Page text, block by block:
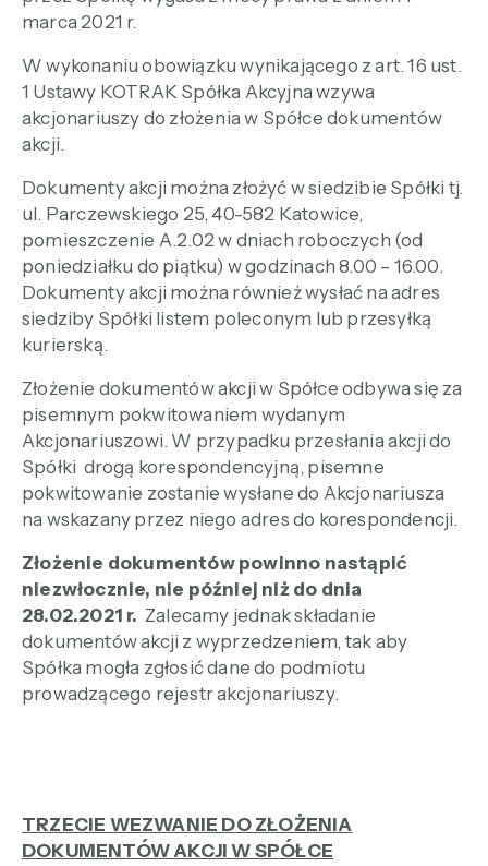
marca 2021 r.
W wykonaniu obowiązku wynikającego z art. 16 ust.
1 Ustawy KOTRAK Spółka Akcyjna wzywa
akcjonariuszy do złożenia w Spółce dokumentów
akcji.
Dokumenty akcji można złożyć w siedzibie Spółki tj.
ul. Parczewskiego 25, 40-582 Katowice,
pomieszczenie A.2.02 w dniach roboczych (od
poniedziałku do piątku) w godzinach 8.00 – 16.00.
Dokumenty akcji można również wysłać na adres
siedziby Spółki listem poleconym lub przesyłką
kurierską.
Złożenie dokumentów akcji w Spółce odbywa się za
pisemnym pokwitowaniem wydanym
Akcjonariuszowi. W przypadku przesłania akcji do
Spółki drogą korespondencyjną, pisemne
pokwitowanie zostanie wysłane do Akcjonariusza
na wskazany przez niego adres do korespondencji.
Złożenie dokumentów powinno nastąpić
niezwłocznie, nie później niż do dnia
28.02.2021 r. Zalecamy jednak składanie
dokumentów akcji z wyprzedzeniem, tak aby
Spółka mogła zgłosić dane do podmiotu
prowadzącego rejestr akcjonariuszy.
TRZECIE WEZWANIE DO ZŁOŻENIA
DOKUMENTÓW AKCJI W SPÓŁCE